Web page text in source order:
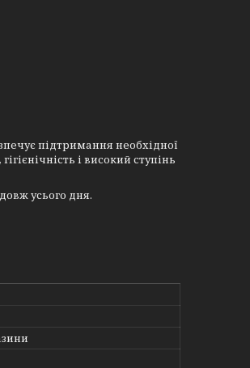
підтримання необхідної
і високий ступінь
усього дня.